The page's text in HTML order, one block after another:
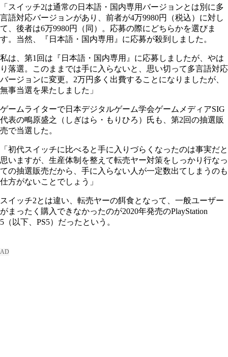
「スイッチ2は通常の日本語・国内専用バージョンとは別に多
言語対応バージョンがあり、前者が4万9980円（税込）に対し
て、後者は6万9980円（同）。応募の際にどちらかを選びま
す。当然、『日本語・国内専用』に応募が殺到しました。
私は、第1回は『日本語・国内専用』に応募しましたが、やは
り落選。このままでは手に入らないと、思い切って多言語対応
バージョンに変更。2万円多く出費することになりましたが、
無事当選を果たしました」
ゲームライターで日本デジタルゲーム学会ゲームメディアSIG
代表の鴫原盛之（しぎはら・もりひろ）氏も、第2回の抽選販
売で当選した。
「初代スイッチに比べると手に入りづらくなったのは事実だと
思いますが、生産体制を整えて転売ヤー対策をしっかり行なっ
ての抽選販売だから、手に入らない人が一定数出てしまうのも
仕方がないことでしょう」
スイッチ2とは違い、転売ヤーの餌食となって、一般ユーザー
がまったく購入できなかったのが2020年発売のPlayStation
5（以下、PS5）だったという。